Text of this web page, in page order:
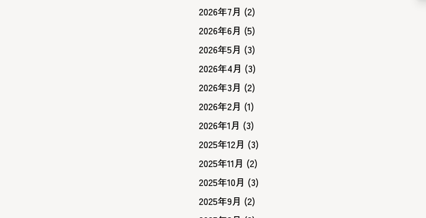
2026年7月 (2)
2026年6月 (5)
2026年5月 (3)
2026年4月 (3)
2026年3月 (2)
2026年2月 (1)
2026年1月 (3)
2025年12月 (3)
2025年11月 (2)
2025年10月 (3)
2025年9月 (2)